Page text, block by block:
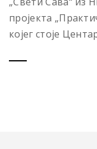
пројекта
којег стоје